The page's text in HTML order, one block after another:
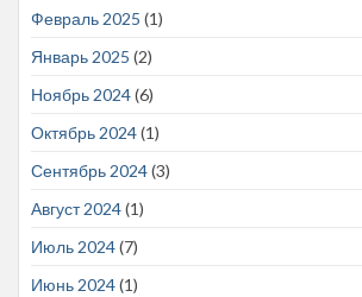
Февраль 2025 (1)
Январь 2025 (2)
Ноябрь 2024(6)
Октябрь 2024(1)
Сентябрь 2024(3)
Август 2024(1)
Июль 2024(7)
Июнь 2024(1)